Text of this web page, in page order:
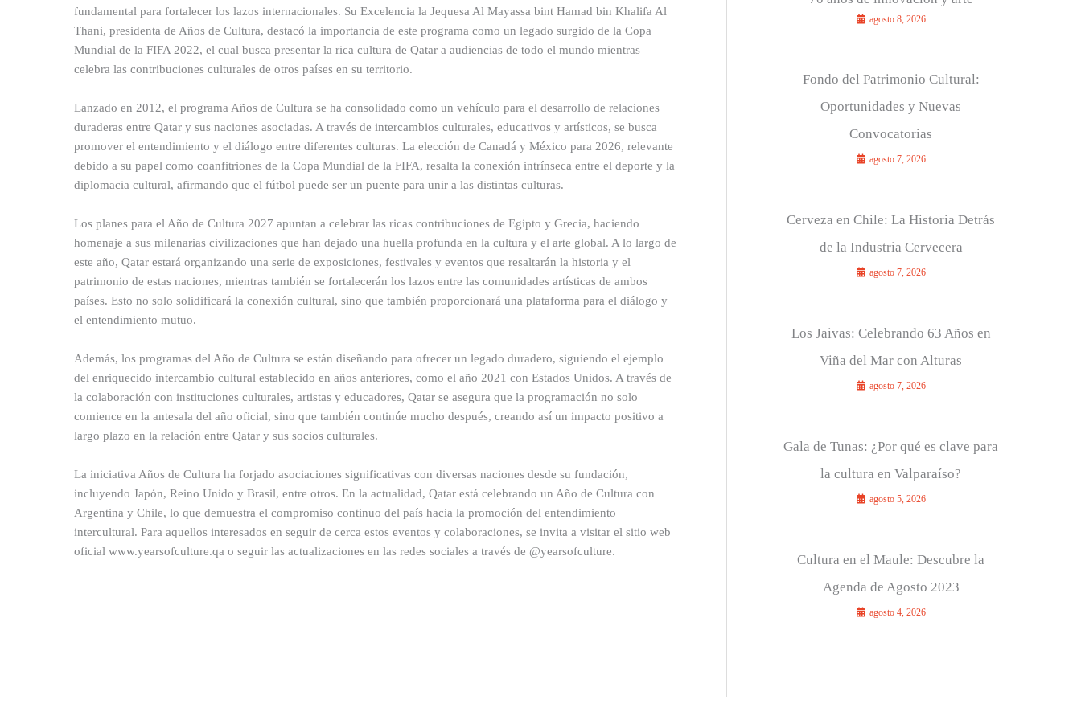
fundamental para fortalecer los lazos internacionales. Su Excelencia la Jequesa Al Mayassa bint Hamad bin Khalifa Al
Thani, presidenta de Años de Cultura, destacó la importancia de este programa como un legado surgido de la Copa
Mundial de la FIFA 2022, el cual busca presentar la rica cultura de Qatar a audiencias de todo el mundo mientras
celebra las contribuciones culturales de otros países en su territorio.
Lanzado en 2012, el programa Años de Cultura se ha consolidado como un vehículo para el desarrollo de relaciones
duraderas entre Qatar y sus naciones asociadas. A través de intercambios culturales, educativos y artísticos, se busca
promover el entendimiento y el diálogo entre diferentes culturas. La elección de Canadá y México para 2026, relevante
debido a su papel como coanfitriones de la Copa Mundial de la FIFA, resalta la conexión intrínseca entre el deporte y la
diplomacia cultural, afirmando que el fútbol puede ser un puente para unir a las distintas culturas.
Los planes para el Año de Cultura 2027 apuntan a celebrar las ricas contribuciones de Egipto y Grecia, haciendo
homenaje a sus milenarias civilizaciones que han dejado una huella profunda en la cultura y el arte global. A lo largo de
este año, Qatar estará organizando una serie de exposiciones, festivales y eventos que resaltarán la historia y el
patrimonio de estas naciones, mientras también se fortalecerán los lazos entre las comunidades artísticas de ambos
países. Esto no solo solidificará la conexión cultural, sino que también proporcionará una plataforma para el diálogo y
el entendimiento mutuo.
Además, los programas del Año de Cultura se están diseñando para ofrecer un legado duradero, siguiendo el ejemplo
del enriquecido intercambio cultural establecido en años anteriores, como el año 2021 con Estados Unidos. A través de
la colaboración con instituciones culturales, artistas y educadores, Qatar se asegura que la programación no solo
comience en la antesala del año oficial, sino que también continúe mucho después, creando así un impacto positivo a
largo plazo en la relación entre Qatar y sus socios culturales.
La iniciativa Años de Cultura ha forjado asociaciones significativas con diversas naciones desde su fundación,
incluyendo Japón, Reino Unido y Brasil, entre otros. En la actualidad, Qatar está celebrando un Año de Cultura con
Argentina y Chile, lo que demuestra el compromiso continuo del país hacia la promoción del entendimiento
intercultural. Para aquellos interesados en seguir de cerca estos eventos y colaboraciones, se invita a visitar el sitio web
oficial www.yearsofculture.qa o seguir las actualizaciones en las redes sociales a través de @yearsofculture.
agosto 8, 2026
Fondo del Patrimonio Cultural:
Oportunidades y Nuevas
Convocatorias
agosto 7, 2026
Cerveza en Chile: La Historia Detrás
de la Industria Cervecera
agosto 7, 2026
Los Jaivas: Celebrando 63 Años en
Viña del Mar con Alturas
agosto 7, 2026
Gala de Tunas: ¿Por qué es clave para
la cultura en Valparaíso?
agosto 5, 2026
Cultura en el Maule: Descubre la
Agenda de Agosto 2023
agosto 4, 2026